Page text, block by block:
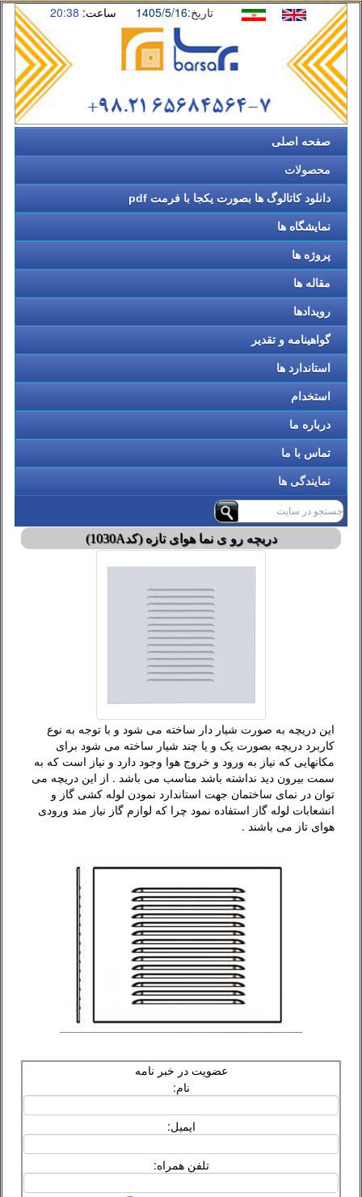
ساعت: 20:38 تاریخ:1405/5/16
صفحه اصلی
محصولات
دانلود کاتالوگ ها بصورت یکجا با فرمت pdf
نمایشگاه ها
پروژه ها
مقاله ها
رویدادها
گواهینامه و تقدیر
استاندارد ها
استخدام
درباره ما
تماس با ما
نمایندگی ها
دریچه رو ی نما هوای تازه (کد1030A)
این دریچه به صورت شیار دار ساخته می شود و با توجه به نوع
کاربرد دریچه بصورت یک و یا چند شیار ساخته می شود برای
مکانهایی که نیاز به ورود و خروج هوا وجود دارد و نیاز است که به
سمت بیرون دید نداشته باشد مناسب می باشد . از این دریچه می
توان در نمای ساختمان جهت استاندارد نمودن لوله کشی گاز و
انشعابات لوله گاز استفاده نمود چرا که لوازم گاز نیاز مند ورودی
هوای تاز می باشند .
عضویت در خبر نامه
نام:
ایمیل:
تلفن همراه: